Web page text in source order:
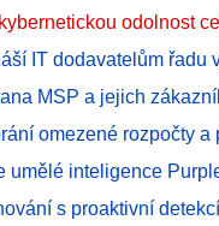
odolnost
IT dodavatelům řadu
MSP a jejich
omezené rozpočty
umělé inteligence
s proaktivní